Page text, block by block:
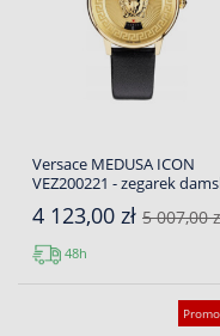
Versace MEDUSA ICON
VEZ200221 - zegarek
4 123,00 zł 5 007,00
48h